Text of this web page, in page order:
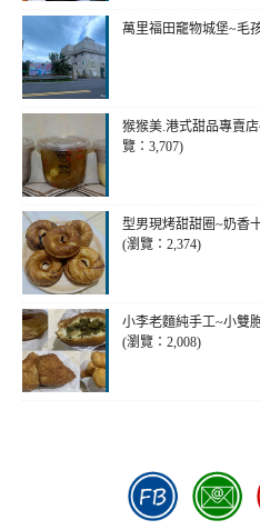
萬里福田竉物城堡~毛
猴猴美.港式甜品專賣
覽：3,707)
型男現烤甜甜圈~奶香
(瀏覽：2,374)
小李老麵純手工~小雙
(瀏覽：2,008)